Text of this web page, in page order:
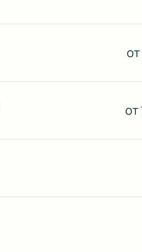
от
от